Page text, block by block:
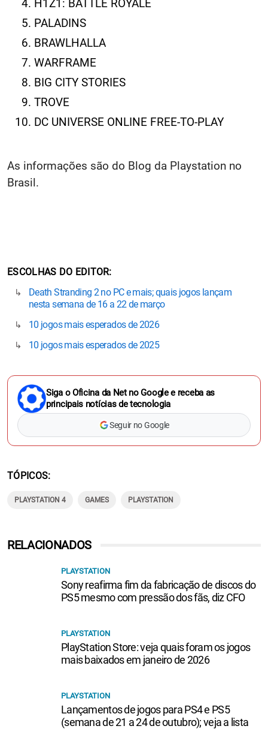
H1Z1: BATTLE ROYALE
PALADINS
BRAWLHALLA
WARFRAME
BIG CITY STORIES
TROVE
DC UNIVERSE ONLINE FREE-TO-PLAY
As informações são do Blog da Playstation no
Brasil.
ESCOLHAS DO EDITOR
Death Stranding 2 no PC e mais; quais jogos lançam
nesta semana de 16 a 22 de março
10 jogos mais esperados de 2026
10 jogos mais esperados de 2025
Siga o Oficina da Net no Google e receba as
principais notícias de tecnologia
Seguir no Google
TÓPICOS
PLAYSTATION 4 GAMES PLAYSTATION
RELACIONADOS
PLAYSTATION
Sony reafirma fim da fabricação de discos do
PS5 mesmo com pressão dos fãs, diz CFO
PLAYSTATION
PlayStation Store: veja quais foram os jogos
mais baixados em janeiro de 2026
PLAYSTATION
Lançamentos de jogos para PS4 e PS5
(semana de 21 a 24 de outubro); veja a lista